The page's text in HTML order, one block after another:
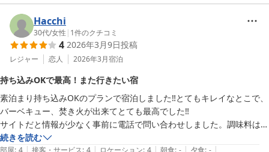
脱衣所にも簡易的なヒーターがあると良いかもと。その日の天候もあっ
て、テレビの電波はイマイチでしたが、今は携帯で何でもみれるので、
不便さは感じなかったです。
楽しい時間を提供してくださったオーナーさん、ありがとうございまし
寒い中でのご滞在となりましたが、焚火や室内設備で暖を取ってい
ただけたとのこと、またご家族旅行の思い出の時間となったことを
大変嬉しく拝見いたしました。
一方で、BBQの炭や着火剤の不足、焚火体験の利用方法のご案内不
ございませんでした。いただいたご意見をもとに、事前案内や現地
説明の改善を進めてまいります。
脱衣所の寒さにつきましても、簡易ヒーター設置を含め検討いたし
ます。貴重なご提案をありがとうございます。
Hacchi
30代/女性 | 1件のクチコミ
4 2026年3月9日投稿
レジャー 恋人 2026年3月宿泊
持ち込みOKで最高！また行きたい宿
素泊まり持ち込みOKのプランで宿泊しました‼︎とてもキレイなとこで、
バーベキュー、焚き火が出来てとても最高でした‼︎
サイトだと情報が少なく事前に電話で問い合わせしました。調味料は
塩・コショウ、醤油、タレのみなのでそれ以外は持参した方がいいかと
続きを読む
部屋: 4 | 接客・サービス: 4 | ロケーション: 4 | 朝食: - | 夕食: - |